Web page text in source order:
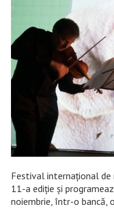
Festival internațional de
11-a ediție și
noiembrie, într-o bancă,